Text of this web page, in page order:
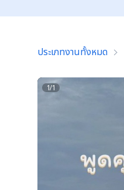
ประเภทงานทั้งหมด
1/1